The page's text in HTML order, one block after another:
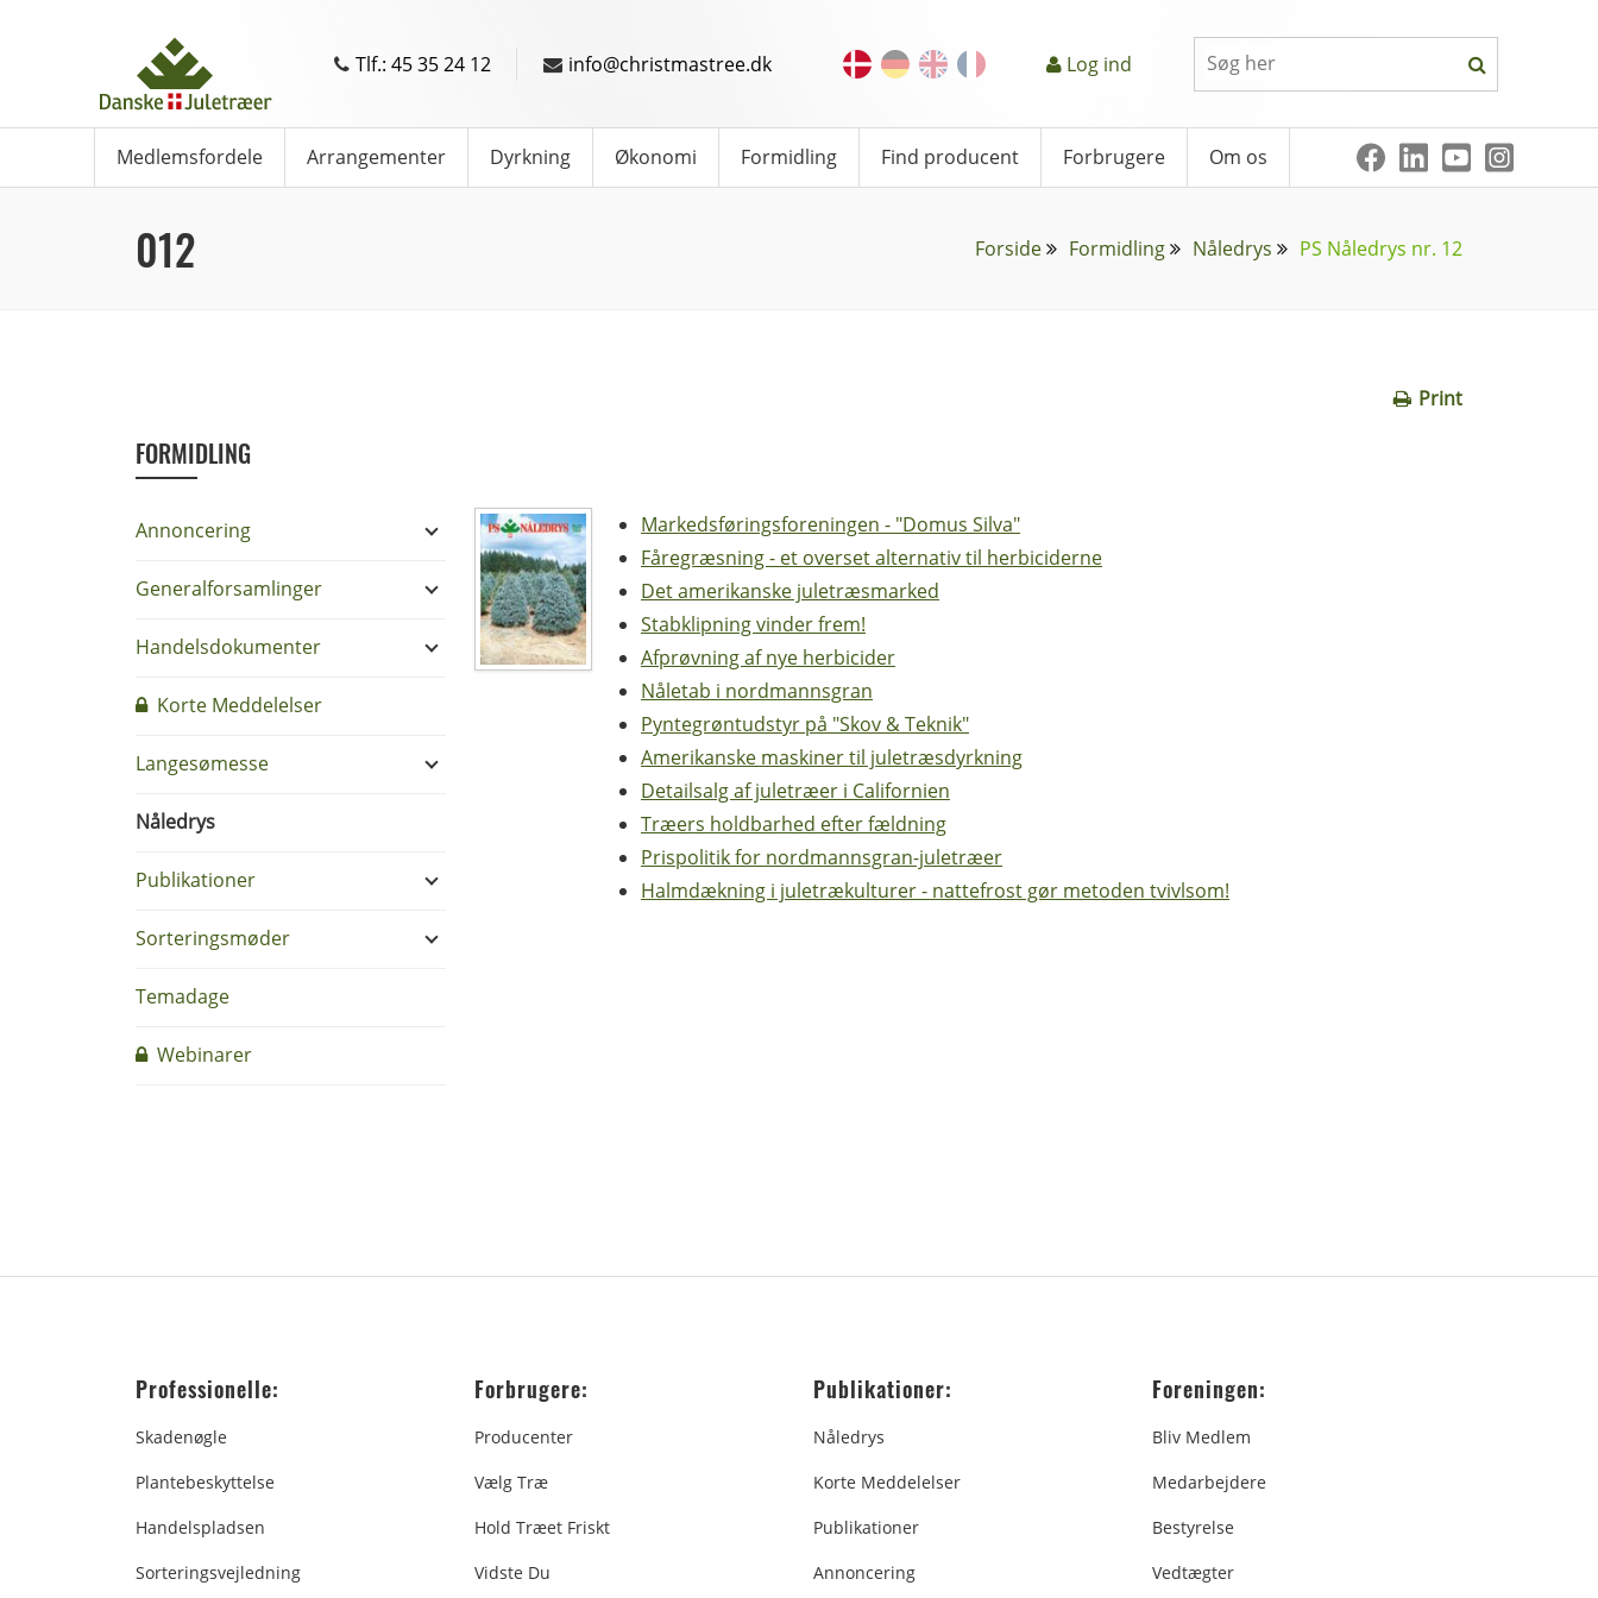
Tlf.: 45 35 24 12 info@christmastree.dk Log ind
Medlemsfordele Arrangementer Dyrkning Økonomi Formidling Find producent Forbrugere Om os
012 Forside Formidling Nåledrys PS Nåledrys nr. 12
Print
FORMIDLING
Annoncering
Generalforsamlinger
Handelsdokumenter
Korte Meddelelser
Langesømesse
Nåledrys
Publikationer
Sorteringsmøder
Temadage
Webinarer
Markedsføringsforeningen - "Domus Silva"
Fåregræsning - et overset alternativ til herbiciderne
Det amerikanske juletræsmarked
Stabklipning vinder frem!
Afprøvning af nye herbicider
Nåletab i nordmannsgran
Pyntegrøntudstyr på "Skov & Teknik"
Amerikanske maskiner til juletræsdyrkning
Detailsalg af juletræer i Californien
Træers holdbarhed efter fældning
Prispolitik for nordmannsgran-juletræer
Halmdækning i juletrækulturer - nattefrost gør metoden tvivlsom!
Professionelle:
Skadenøgle
Plantebeskyttelse
Handelspladsen
Sorteringsvejledning
Forbrugere:
Producenter
Vælg Træ
Hold Træet Friskt
Vidste Du
Publikationer:
Nåledrys
Korte Meddelelser
Publikationer
Annoncering
Foreningen:
Bliv Medlem
Medarbejdere
Bestyrelse
Vedtægter